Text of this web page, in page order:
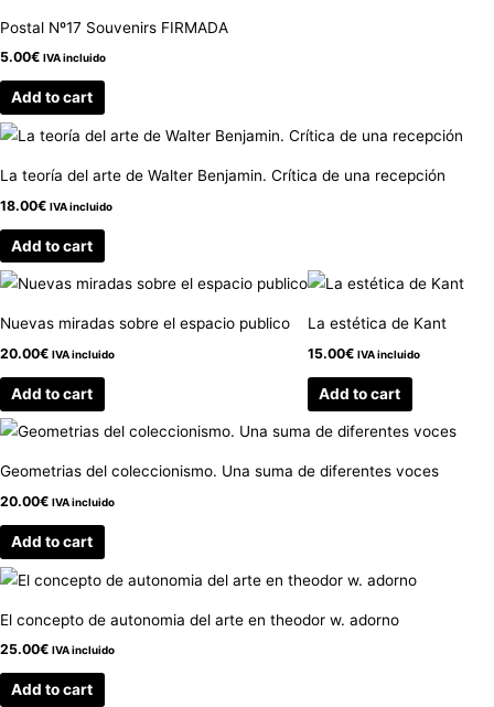
Postal Nº17 Souvenirs FIRMADA
5.00€ IVA incluido
Add to cart
La teoría del arte de Walter Benjamin. Crítica de una recepción
18.00€ IVA incluido
Add to cart
Nuevas miradas sobre el espacio publico
20.00€ IVA incluido
Add to cart
La estética de Kant
15.00€ IVA incluido
Add to cart
Geometrias del coleccionismo. Una suma de diferentes voces
20.00€ IVA incluido
Add to cart
El concepto de autonomia del arte en theodor w. adorno
25.00€ IVA incluido
Add to cart